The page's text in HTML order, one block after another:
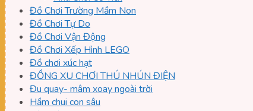
Đồ Chơi Trường Mầm Non
Đồ Chơi Tự Do
Đồ Chơi Vận Động
Đồ Chơi Xếp Hình LEGO
Đồ chơi xúc hạt
ĐỒNG XU CHƠI THÚ NHÚN ĐIỆN
Đu quay- mâm xoay ngoài trời
Hầm chui con sâu